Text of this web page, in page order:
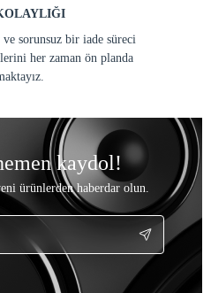
sorunsuz bir iade süreci
her zaman ön planda
kaydol!
ürünlerden haberdar olun.